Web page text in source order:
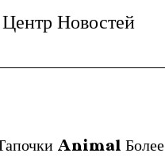
Центр Новостей
Animal Более